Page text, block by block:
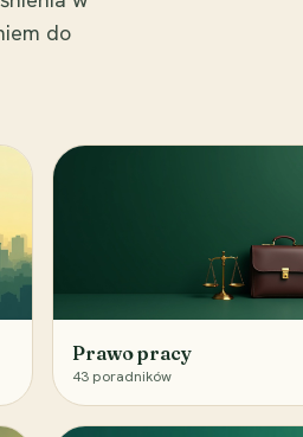
do
Prawo pracy
43 poradników